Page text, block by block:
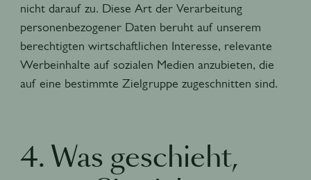
nicht darauf zu. Diese Art der Verarbeitung
personenbezogener Daten beruht auf unserem
berechtigten wirtschaftlichen Interesse, relevante
Werbeinhalte auf sozialen Medien anzubieten, die
auf eine bestimmte Zielgruppe zugeschnitten sind.
4. Was geschieht,